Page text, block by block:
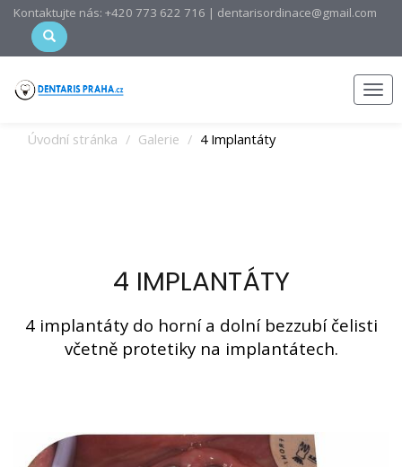
Kontaktujte nás: +420 773 622 716 | dentarisordinace@gmail.com
Úvodní stránka Galerie 4 Implantáty
4 IMPLANTÁTY
4 implantáty do horní a dolní bezzubí čelisti
včetně protetiky na implantátech.